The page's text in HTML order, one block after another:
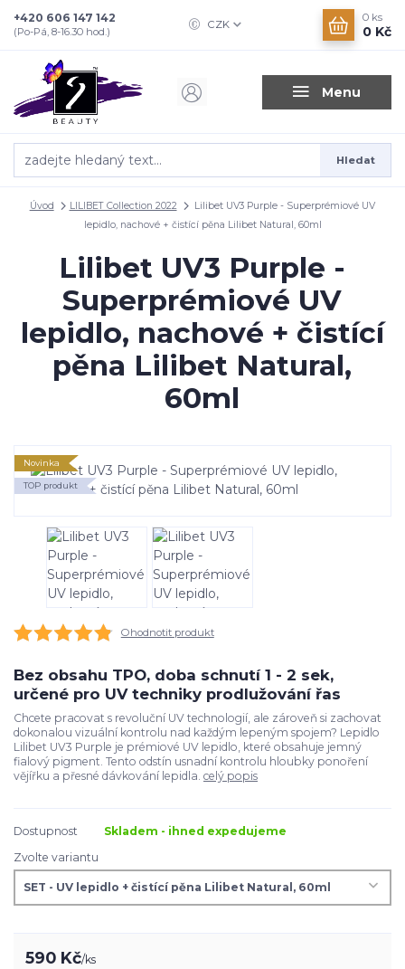
Menu
CZK
Hledat
+420 606 147 142
(Po-Pá, 8-16.30 hod.)
0 ks
0 Kč
Úvod LILIBET Collection 2022
Lilibet UV3 Purple - Superprémiové UV
lepidlo, nachové + čistící pěna Lilibet Natural, 60ml
Lilibet UV3 Purple -
Superprémiové UV
lepidlo, nachové + čistící
pěna Lilibet Natural,
60ml
Novinka
TOP produkt
Ohodnotit produkt
Bez obsahu TPO, doba schnutí 1 - 2 sek,
určené pro UV techniky prodlužování řas
Chcete pracovat s revoluční UV technologií, ale zároveň si zachovat
dokonalou vizuální kontrolu nad každým lepeným spojem? Lepidlo
Lilibet UV3 Purple je prémiové UV lepidlo, které obsahuje jemný
fialový pigment. Tento odstín usnadní kontrolu hloubky ponoření
vějířku a přesné dávkování lepidla. celý popis
Dostupnost
Skladem - ihned expedujeme
Zvolte variantu
590 Kč/ks